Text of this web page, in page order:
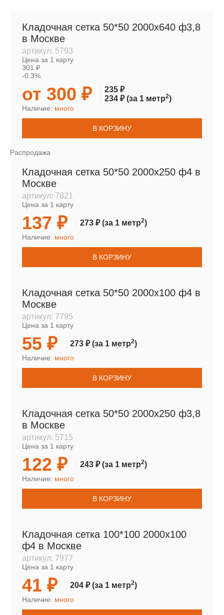
Кладочная сетка 50*50 2000х640 ф3,8
в Москве
артикул: 5793
Цена за 1 карту
301 ₽
-0.3%
от 300 ₽
235 ₽
234 ₽(за 1 метр2)
Наличие: много
В КОРЗИНУ
Распродажа
Кладочная сетка 50*50 2000х250 ф4 в
Москве
артикул: 7821
Цена за 1 карту
137 ₽ 273 ₽(за 1 метр2)
Наличие: много
В КОРЗИНУ
Кладочная сетка 50*50 2000х100 ф4 в
Москве
артикул: 7795
Цена за 1 карту
55 ₽ 273 ₽(за 1 метр2)
Наличие: много
В КОРЗИНУ
Кладочная сетка 50*50 2000х250 ф3,8
в Москве
артикул: 5715
Цена за 1 карту
122 ₽ 243 ₽(за 1 метр2)
Наличие: много
В КОРЗИНУ
Кладочная сетка 100*100 2000х100
ф4 в Москве
артикул: 7977
Цена за 1 карту
41 ₽ 204 ₽(за 1 метр2)
Наличие: много